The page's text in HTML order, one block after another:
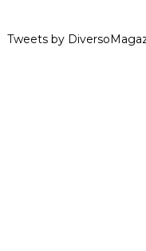
Tweets by